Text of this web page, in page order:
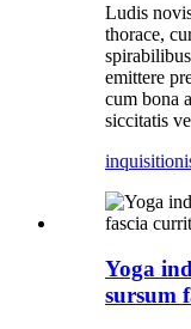
Ludis
thorace,
emittere
cum bona
siccitatis
Yoga
sursum